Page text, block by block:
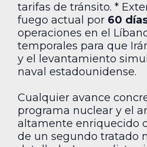
tarifas de tránsito. *
fuego actual por 60
operaciones en el
temporales para que
y el levantamiento
naval estadounidense.
Cualquier avance
programa nuclear y el
altamente enriquecido
de un segundo tratado